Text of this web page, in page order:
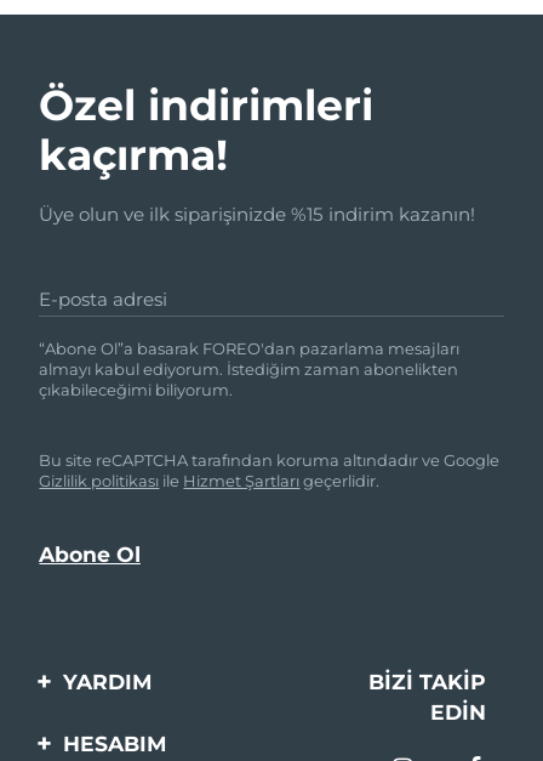
Özel indirimleri
kaçırma!
Üye olun ve ilk siparişinizde %15 indirim kazanın!
E-posta adresi
“Abone Ol”a basarak FOREO'dan pazarlama mesajları
almayı kabul ediyorum. İstediğim zaman abonelikten
çıkabileceğimi biliyorum.
Bu site reCAPTCHA tarafından koruma altındadır ve Google
Gizlilik politikası ile Hizmet Şartlarıgeçerlidir.
YARDIM
Bi̇zi̇mle İleti̇şi̇me Geçi̇n
BIZI TAKIP
EDIN
HESABIM